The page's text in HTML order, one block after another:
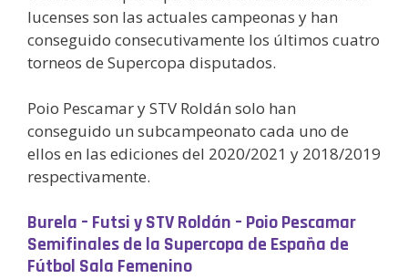
lucenses son las actuales campeonas y han
conseguido consecutivamente los últimos cuatro
torneos de Supercopa disputados.
Poio Pescamar y STV Roldán solo han
conseguido un subcampeonato cada uno de
ellos en las ediciones del 2020/2021 y 2018/2019
respectivamente.
Burela – Futsi y STV Roldán – Poio Pescamar
Semifinales de la Supercopa de España de
Fútbol Sala Femenino